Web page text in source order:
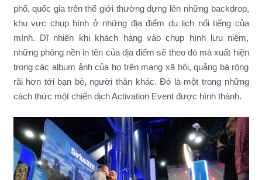
phố, quốc gia trên thế giới thường dựng lên những backdrop,
khu vực chụp hình ở những địa điểm du lịch nổi tiếng của
mình. Dĩ nhiên khi khách hàng vào chụp hình lưu niệm,
những phông nền in tên của địa điểm sẽ theo đó mà xuất hiện
trong các album ảnh của họ trên mạng xã hội, quảng bá rộng
rãi hơn tới bạn bè, người thân khác. Đó là một trong những
cách thức một chiến dịch Activation Event được hình thành.